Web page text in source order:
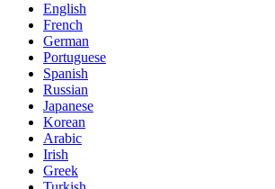
English
French
German
Portuguese
Spanish
Russian
Japanese
Korean
Arabic
Irish
Greek